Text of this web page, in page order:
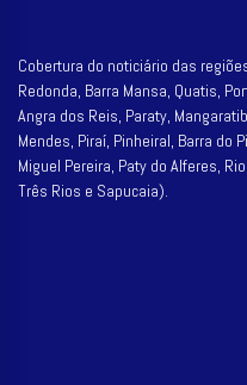
Cobertura do noticiário das
Redonda, Barra Mansa, Quatis,
Angra dos Reis, Paraty,
Mendes, Piraí, Pinheiral, Barra do
Miguel Pereira, Paty do Alferes,
Três Rios e Sapucaia).